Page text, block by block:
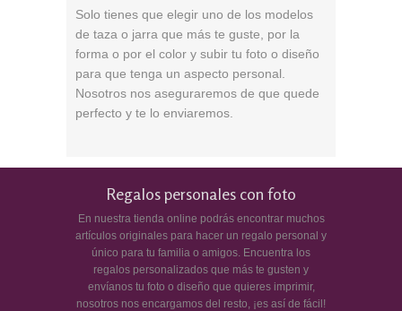
Solo tienes que elegir uno de los modelos
de taza o jarra que más te guste, por la
forma o por el color y subir tu foto o diseño
para que tenga un aspecto personal.
Nosotros nos aseguraremos de que quede
perfecto y te lo enviaremos.
Regalos personales con foto
En nuestra tienda online podrás encontrar muchos
artículos originales para hacer un regalo personal y
único para tu familia o amigos. Encuentra los
regalos personalizados que más te gusten y
envíanos tu foto o diseño que quieres imprimir,
nosotros nos encargamos del resto, ¡es así de fácil!